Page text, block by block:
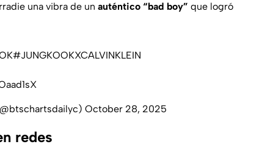
una vibra de un auténtico “bad boy” que logró
#JUNGKOOKXCALVINKLEIN
October 28, 2025
redes